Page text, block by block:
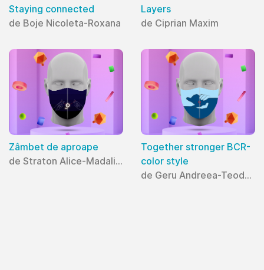
Staying connected
de Boje Nicoleta-Roxana
Layers
de Ciprian Maxim
Zâmbet de aproape
de Straton Alice-Madalina
Together stronger BCR-
color style
de Geru Andreea-Teodora